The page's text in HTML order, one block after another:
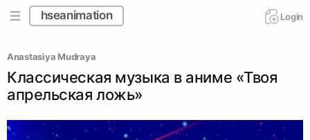
hseanimation Login
Anastasiya Mudraya
Классическая музыка в аниме «Твоя
апрельская ложь»